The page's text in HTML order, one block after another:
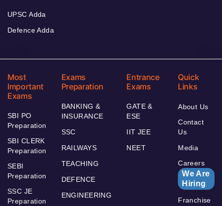
UPSC Adda
Defence Adda
Most
Important
Exams
SBI PO
Preparation
SBI CLERK
Preparation
SEBI
Preparation
SSC JE
Preparation
Exams
Preparation
BANKING &
INSURANCE
SSC
RAILWAYS
TEACHING
DEFENCE
ENGINEERING
Entrance
Exams
GATE &
ESE
IIT JEE
NEET
Quick
Links
About Us
Contact
Us
Media
Careers
We Are
Hiring
Franchise